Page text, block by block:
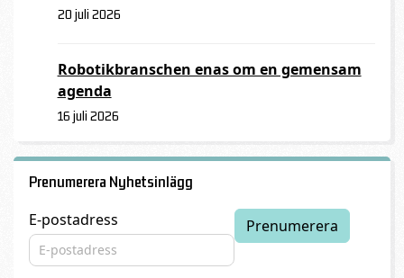
20 juli 2026
Robotikbranschen enas om en gemensam
agenda
16 juli 2026
Prenumerera Nyhetsinlägg
E-postadress